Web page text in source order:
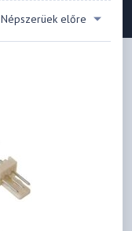
Népszerüek előre